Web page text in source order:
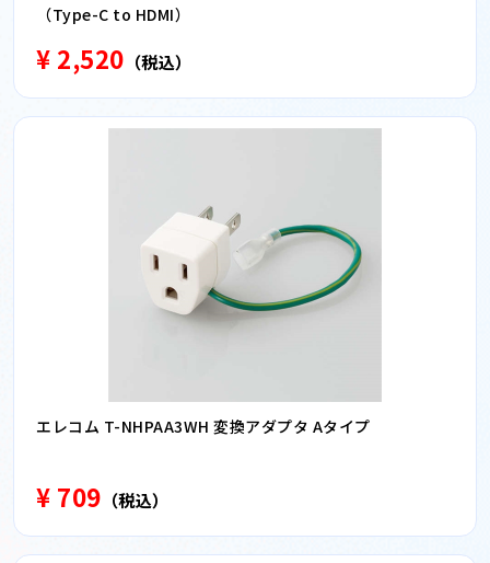
（Type-C to HDMI）
¥ 2,520 （税込）
エレコム T-NHPAA3WH 変換アダプタ Aタイプ
¥ 709 （税込）